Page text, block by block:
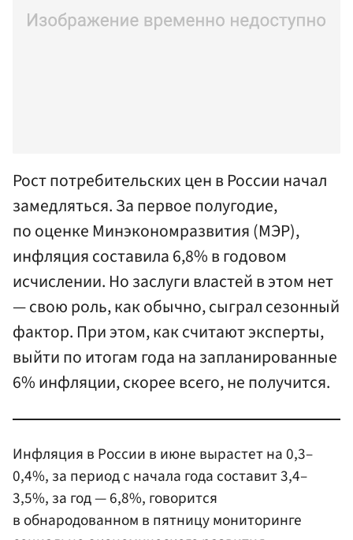
Рост потребительских цен в России начал
замедляться. За первое полугодие,
по оценке Минэкономразвития (МЭР),
инфляция составила 6,8% в годовом
исчислении. Но заслуги властей в этом нет
— свою роль, как обычно, сыграл сезонный
фактор. При этом, как считают эксперты,
выйти по итогам года на запланированные
6% инфляции, скорее всего, не получится.
Инфляция в России в июне вырастет на 0,3–
0,4%, за период с начала года составит 3,4–
3,5%, за год — 6,8%, говорится
в обнародованном в пятницу мониторинге